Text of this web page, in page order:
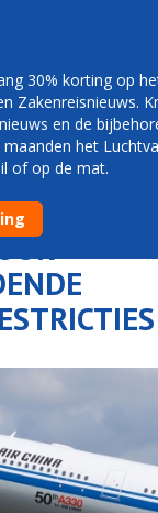
30% korting op
Zakenreisnieuws.
en de
het
of op de mat.